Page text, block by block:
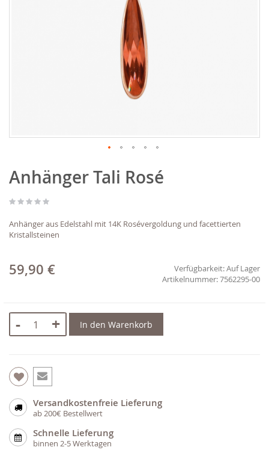
Anfang
der
springen
Anhänger Tali Rosé
Anhänger aus Edelstahl mit 14K Rosévergoldung und facettierten
Kristallsteinen
59,90 € Verfügbarkeit:Auf Lager
7562295-00
- + In den Warenkorb
Versandkostenfreie Lieferung
ab 200€ Bestellwert
Schnelle Lieferung
binnen 2-5 Werktagen